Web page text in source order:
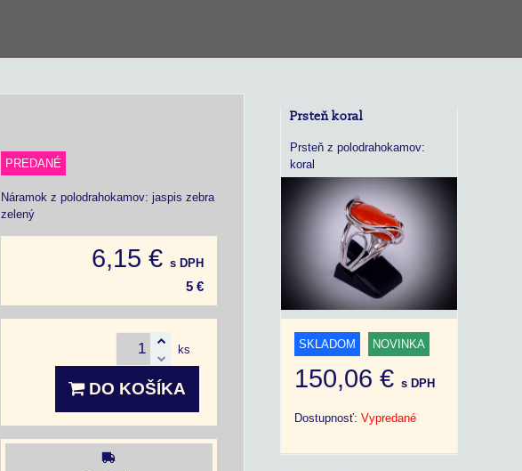
PREDANÉ
Náramok z polodrahokamov: jaspis zebra
zelený
6,15 € s DPH
5 €
ks
DO KOŠÍKA
Prsteň koral
Prsteň z polodrahokamov:
koral
SKLADOM NOVINKA
150,06 € s DPH
Dostupnosť: Vypredané